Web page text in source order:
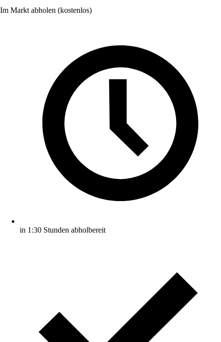
Im Markt abholen (kostenlos)
in 1:30 Stunden abholbereit